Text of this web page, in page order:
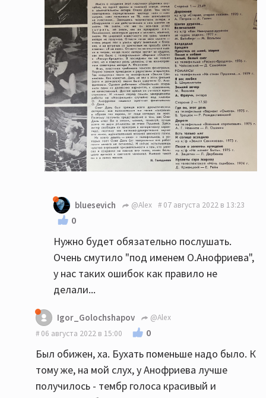
bluesevich @Alex 07 августа 2022 в 13:23
0
Нужно будет обязательно послушать.
Очень смутило "под именем О.Анофриева",
у нас таких ошибок как правило не
делали...
Igor_Golochshapov
@Alex
06 августа 2022 в 15:00
0
Был обижен, ха. Бухать поменьше надо было. К
тому же, на мой слух, у Анофриева лучше
получилось - тембр голоса красивый и